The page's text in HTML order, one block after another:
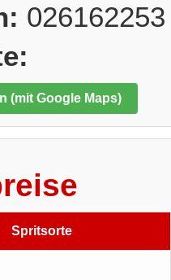
026162253
(mit Google Maps)
Spritsorte